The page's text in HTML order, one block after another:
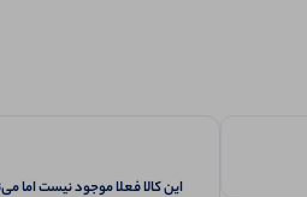
این کالا فعلا موجود نیست اما